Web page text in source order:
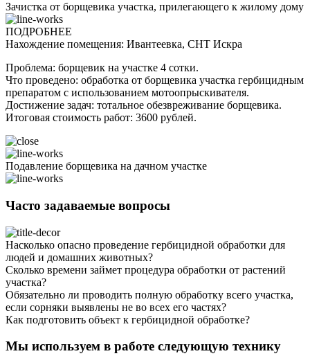
Зачистка от борщевика участка, прилегающего к жилому дому
ПОДРОБНЕЕ
Нахождение помещения: Ивантеевка, СНТ Искра
Проблема: борщевик на участке 4 сотки.
Что проведено: обработка от борщевика участка гербицидным
препаратом с использованием мотоопрыскивателя.
Достижение задач: тотальное обезвреживание борщевика.
Итоговая стоимость работ: 3600 рублей.
Подавление борщевика на дачном участке
Часто задаваемые вопросы
Насколько опасно проведение гербицидной обработки для
людей и домашних животных?
Сколько времени займет процедура обработки от растений
участка?
Обязательно ли проводить полную обработку всего участка,
если сорняки выявлены не во всех его частях?
Как подготовить объект к гербицидной обработке?
Мы используем в работе следующую технику